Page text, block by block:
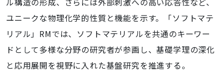
ユニークな物理化学的性質と機能を示す。「ソフトマテ
リアル」RMでは、ソフトマテリアルを共通のキーワー
ドとして多様な分野の研究者が参画し、基礎学理の深化
と応用展開を視野に入れた基盤研究を推進する。